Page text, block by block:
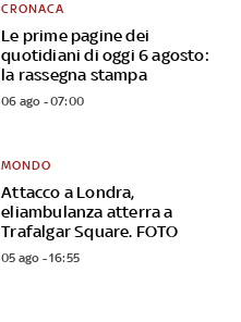
Le prime pagine dei
quotidiani di oggi 6 agosto:
la rassegna stampa
CRONACA
06 ago - 07:00
Attacco a Londra,
eliambulanza atterra a
Trafalgar Square. FOTO
MONDO
05 ago - 16:55